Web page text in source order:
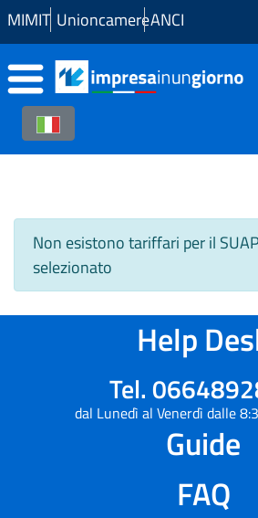
Skip to Main Content
MIMIT UnioncamereANCI
Non esistono tariffari per il SUAP
selezionato
Help
Tel.
dal Lunedì al Venerdì dalle
Guide
FAQ